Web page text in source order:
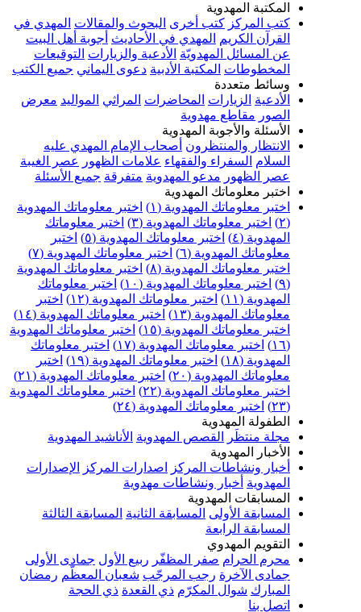
المهدوية
كتب أخرى البحوث والمقالات المهدي في
المهدي في الأحاديث أجوبة أهل البيت
المسائل المهدويّة الأدعية والزيارات التوقيعات
المكتبة الأدبية دعوى اليماني جميع الكتب
متعددة
الزيارات المحاضرات المراثي المواليد معرض
مقاطع مهدوية
والأجوبة المهدوية
والمنتظرون أصحاب الإمام المهدي عليه
السفراء والفقهاء علامات الظهور عصر الغيبة
مدعو المهدوية متفرقة جميع الأسئلة
معلوماتك المهدوية
معلوماتك المهدوية (١)
اختبر معلوماتك المهدوية
اختبر معلوماتك المهدوية (٣)
اختبر معلوماتك
اختبر معلوماتك المهدوية (٥)
اختبر
المهدوية (٦)
اختبر معلوماتك المهدوية (٧)
معلوماتك المهدوية (٨)
اختبر معلوماتك المهدوية
اختبر معلوماتك المهدوية (١٠)
اختبر معلوماتك
اختبر معلوماتك المهدوية (١٢)
اختبر
المهدوية (١٣)
اختبر معلوماتك المهدوية (١٤)
معلوماتك المهدوية (١٥)
اختبر معلوماتك المهدوية
اختبر معلوماتك المهدوية (١٧)
اختبر معلوماتك
اختبر معلوماتك المهدوية (١٩)
اختبر
المهدوية (٢٠)
اختبر معلوماتك المهدوية (٢١)
معلوماتك المهدوية (٢٢)
اختبر معلوماتك المهدوية
اختبر معلوماتك المهدوية (٢٤)
المهدوية
منتظَر
القصص المهدوية الأناشيد المهدوية
المهدوية
ونشاطات المركز اصدارات المركز الإصدارات
أخبار ونشاطات مهدوية
المهدوية
الأولى المسابقة الثانية المسابقة الثالثة
الرابعة
المهدوي
الحرام
صفر المظفّر ربيع الأول جمادى الأولى
رجب المرجّب شعبان المعظّم رمضان
شوال المكرّم ذي القعدة ذي الحجة